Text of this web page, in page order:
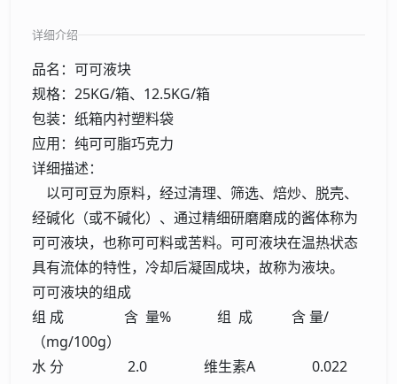
详细介绍
品名：可可液块
规格：25KG/箱、12.5KG/箱
包装：纸箱内衬塑料袋
应用：纯可可脂巧克力
详细描述：
以可可豆为原料，经过清理、筛选、焙炒、脱壳、
经碱化（或不碱化）、通过精细研磨磨成的酱体称为
可可液块，也称可可料或苦料。可可液块在温热状态
具有流体的特性，冷却后凝固成块，故称为液块。
可可液块的组成
组 成 含 量% 组 成 含 量/
（mg/100g）
水 分 2.0 维生素A 0.022